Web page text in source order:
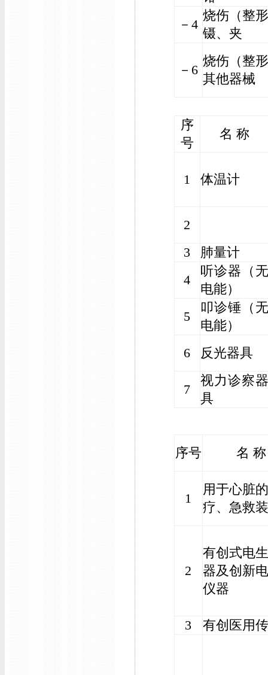
－4
烧伤（整
镊、夹
－6
烧伤（整
其他器械
序
号
名 称
1 体温计
2
3
肺量计
4
听诊器（无
电能）
5
叩诊锤（无
电能）
6
反光器具
7
视力诊察器
具
序号 名 称
1
用于心脏
疗、急救
2
有创式电
器及创新
仪器
3 有创医用